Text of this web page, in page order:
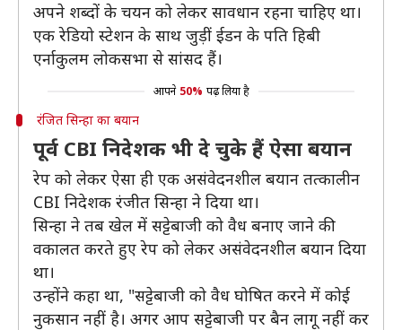
अपने शब्दों के चयन को लेकर सावधान रहना चाहिए था।
एक रेडियो स्टेशन के साथ जुड़ीं ईडन के पति हिबी
एर्नाकुलम लोकसभा से सांसद हैं।
आपने 50% पढ़ लिया है
रंजित सिन्हा का बयान
पूर्व CBI निदेशक भी दे चुके हैं ऐसा बयान
रेप को लेकर ऐसा ही एक असंवेदनशील बयान तत्कालीन
CBI निदेशक रंजीत सिन्हा ने दिया था।
सिन्हा ने तब खेल में सट्टेबाजी को वैध बनाए जाने की
वकालत करते हुए रेप को लेकर असंवेदनशील बयान दिया
था।
उन्होंने कहा था, "सट्टेबाजी को वैध घोषित करने में कोई
नुकसान नहीं है। अगर आप सट्टेबाजी पर बैन लागू नहीं कर